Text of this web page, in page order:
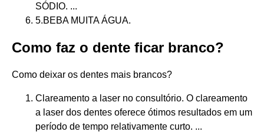
SÓDIO. ...
5.BEBA MUITA ÁGUA.
Como faz o dente ficar branco?
Como deixar os dentes mais brancos?
Clareamento a laser no consultório. O clareamento
a laser dos dentes oferece ótimos resultados em um
período de tempo relativamente curto. ...